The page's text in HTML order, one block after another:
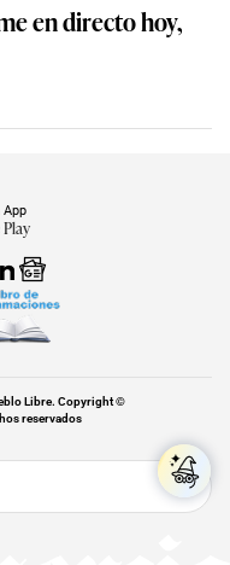
en directo hoy,
App
Libre. Copyright ©
reservados